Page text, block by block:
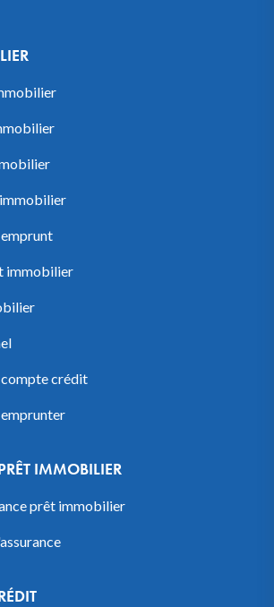
immobilier
compte crédit
IMMOBILIER
prêt immobilier